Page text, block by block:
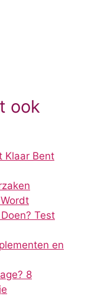
ook
Klaar Bent
Test
en
8